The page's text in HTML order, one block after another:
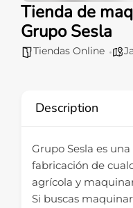
Tienda de
Grupo Sesla
Tiendas Online
Description
Grupo Sesla es
fabricación de
agrícola y
Si buscas